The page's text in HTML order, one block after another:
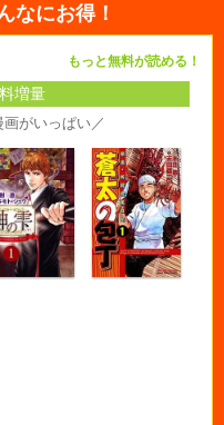
なにお得！
もっと無料が読める！
増量
がいっぱい／